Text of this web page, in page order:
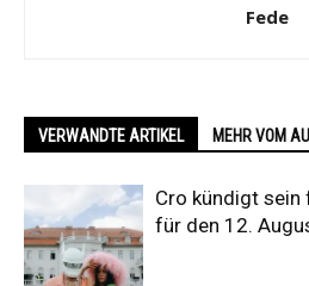
Fede
VERWANDTE ARTIKEL MEHR VOM
Cro kündigt
für den 12.